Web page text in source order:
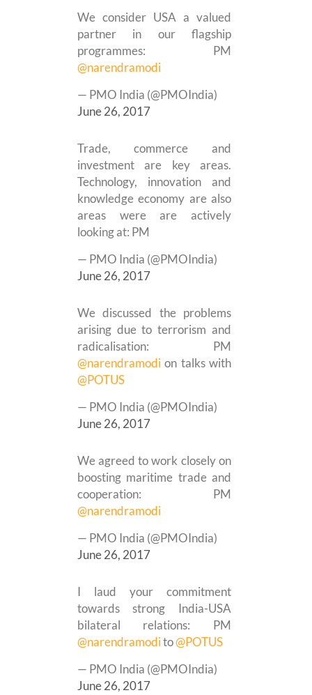
We consider USA a valued
partner in our flagship
programmes: PM
@narendramodi
— PMO India (@PMOIndia)
June 26, 2017
Trade, commerce and
investment are key areas.
Technology, innovation and
knowledge economy are also
areas were are actively
looking at: PM
— PMO India (@PMOIndia)
June 26, 2017
We discussed the problems
arising due to terrorism and
radicalisation: PM
@narendramodi on talks with
@POTUS
— PMO India (@PMOIndia)
June 26, 2017
We agreed to work closely on
boosting maritime trade and
cooperation: PM
@narendramodi
— PMO India (@PMOIndia)
June 26, 2017
I laud your commitment
towards strong India-USA
bilateral relations: PM
@narendramodito@POTUS
— PMO India (@PMOIndia)
June 26, 2017